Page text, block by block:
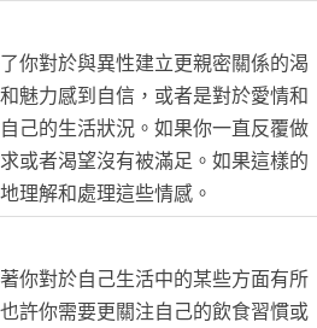
你對於與異性建立更親密關係的渴
魅力感到自信，或者是對於愛情和
己的生活狀況。如果你一直反覆做
或者渴望沒有被滿足。如果這樣的
理解和處理這些情感。
你對於自己生活中的某些方面有所
許你需要更關注自己的飲食習慣或